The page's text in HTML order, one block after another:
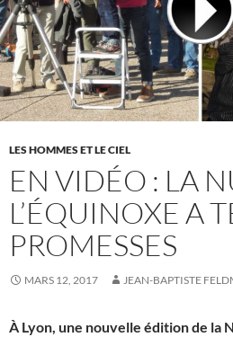
LES HOMMES ET LE CIEL
EN VIDÉO : LA
L’ÉQUINOXE A
PROMESSES
MARS 12, 2017 JEAN-BAPTISTE
À Lyon, une nouvelle édition de la